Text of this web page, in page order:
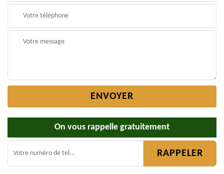
On vous rappelle gratuitement